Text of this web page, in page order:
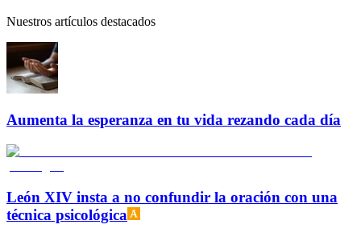
Nuestros artículos destacados
Aumenta la esperanza en tu vida rezando cada día
León XIV insta a no confundir la oración con una
técnica psicológica